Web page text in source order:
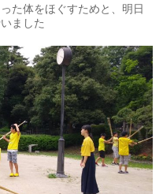
た体をほぐすためと、明日
ました